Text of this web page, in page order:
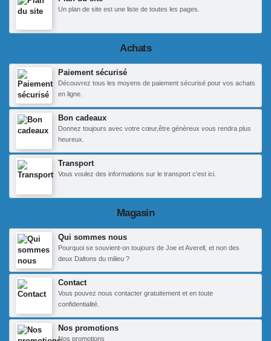
Un plan de site est une liste de toutes les pages.
Achats
Paiement sécurisé
Découvrez tous les moyens de paiement sécurisé pour vos achats
en ligne.
Bon cadeaux
Donnez toujours avec votre cœur,être généreux vous rendra plus
heureux.
Transport
Vous voulez des informations sur le transport c'est ici.
Magasin
Qui sommes nous
Pourquoi se souvient-on toujours de Joe et Averell, et non des
deux Daltons du milieu ?
Contact
Vous pouvez nous contacter gratuitement et en toute
confidentialité.
Nos promotions
Nos promotions